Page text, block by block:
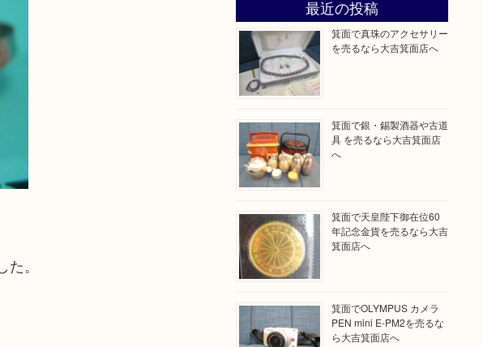
。
最近の投稿
箕面で真珠のアクセサリー
を売るなら大吉箕面店へ
箕面で銀・錫製酒器や古道
具 を売るなら大吉箕面店
へ
箕面で天皇陛下御在位60
年記念金貨を売るなら大吉
箕面店へ
箕面でOLYMPUS カメラ
PEN mini E-PM2を売るな
ら大吉箕面店へ